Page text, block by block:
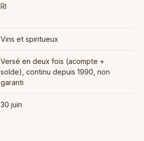
RI
Vins et spiritueux
Versé en deux fois (acompte +
solde), continu depuis 1990, non
garanti
30 juin